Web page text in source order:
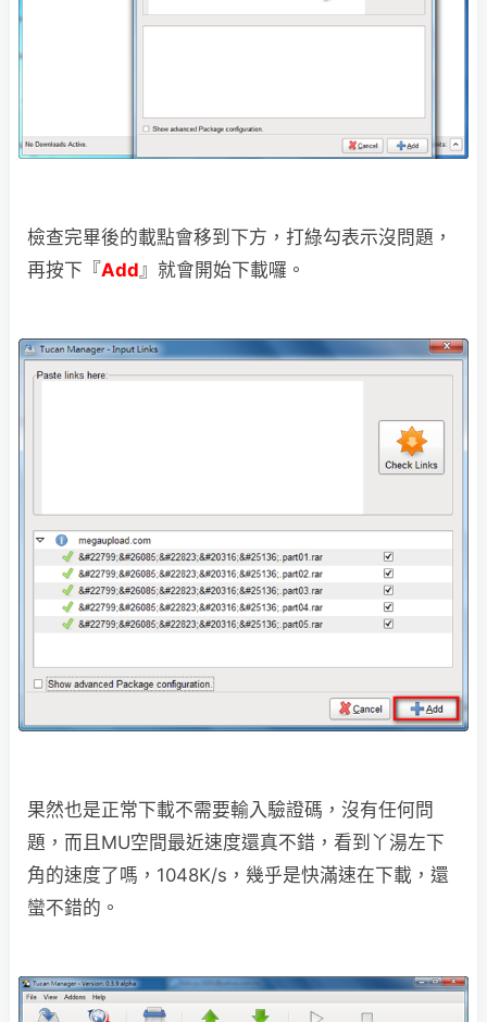
檢查完畢後的載點會移到下方，打綠勾表示沒問題，
再按下『Add 』就會開始下載囉。
果然也是正常下載不需要輸入驗證碼，沒有任何問
題，而且MU空間最近速度還真不錯，看到丫湯左下
角的速度了嗎，1048K/s，幾乎是快滿速在下載，還
蠻不錯的。